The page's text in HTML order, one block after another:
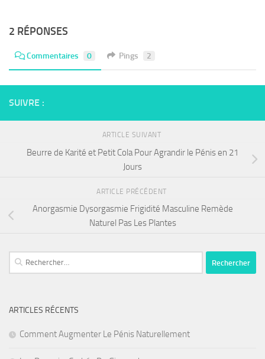
2 RÉPONSES
Commentaires 0 Pings 2
SUIVRE :
ARTICLE SUIVANT
Beurre de Karité et Petit Cola Pour Agrandir le Pénis en 21
Jours
ARTICLE PRÉCÉDENT
Anorgasmie Dysorgasmie Frigidité Masculine Remède
Naturel Pas Les Plantes
Rechercher :
ARTICLES RÉCENTS
Comment Augmenter Le Pénis Naturellement